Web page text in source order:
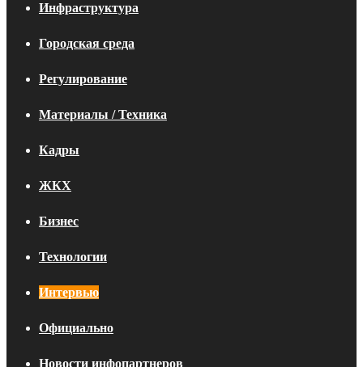
Инфраструктура
Городская среда
Регулирование
Материалы / Техника
Кадры
ЖКХ
Бизнес
Технологии
Интервью
Официально
Новости инфопартнеров